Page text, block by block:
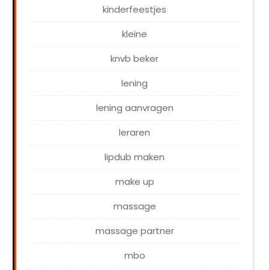
kinderfeestjes
kleine
knvb beker
lening
lening aanvragen
leraren
lipdub maken
make up
massage
massage partner
mbo